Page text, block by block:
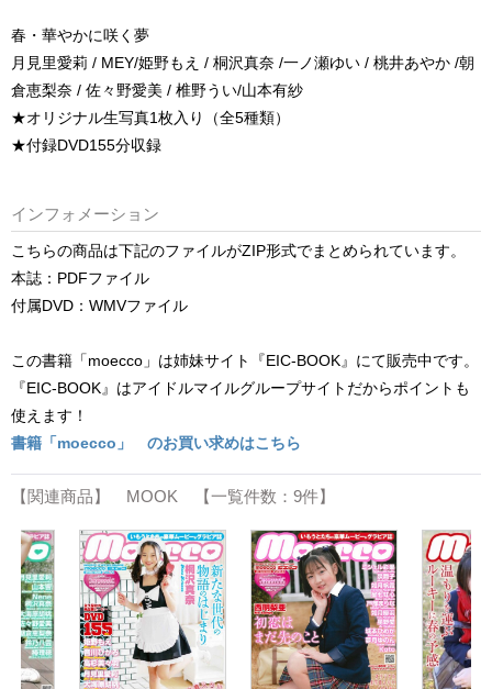
春・華やかに咲く夢
月見里愛莉 / MEY/姫野もえ / 桐沢真奈 /一ノ瀬ゆい / 桃井あやか /朝
倉恵梨奈 / 佐々野愛美 / 椎野うい/山本有紗
★オリジナル生写真1枚入り（全5種類）
★付録DVD155分収録
インフォメーション
こちらの商品は下記のファイルがZIP形式でまとめられています。
本誌：PDFファイル
付属DVD：WMVファイル
この書籍「moecco」は姉妹サイト『EIC-BOOK』にて販売中です。
『EIC-BOOK』はアイドルマイルグループサイトだからポイントも
使えます！
書籍「moecco」 のお買い求めはこちら
【関連商品】 MOOK 【一覧件数：9件】